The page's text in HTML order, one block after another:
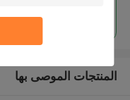
المنتجات الموصى بها